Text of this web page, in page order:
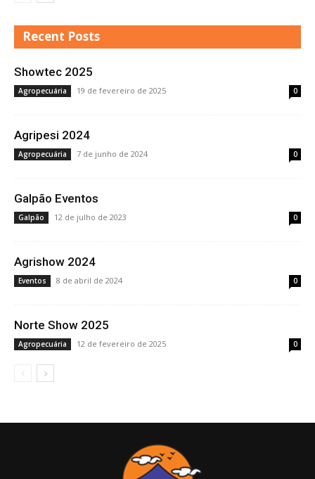
Recent Posts
Showtec 2025
Agropecuária 19 de fevereiro de 2025 0
Agripesi 2024
Agropecuária 7 de junho de 2024 0
Galpão Eventos
Galpão 12 de julho de 2023 0
Agrishow 2024
Eventos 8 de abril de 2024 0
Norte Show 2025
Agropecuária 12 de fevereiro de 2025 0